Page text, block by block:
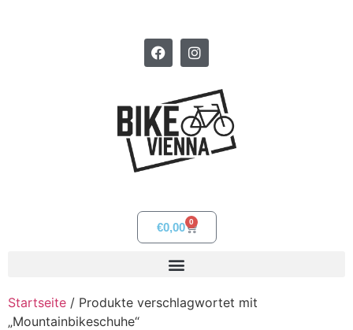
€0,00 0
Startseite / Produkte verschlagwortet mit
„Mountainbikeschuhe“